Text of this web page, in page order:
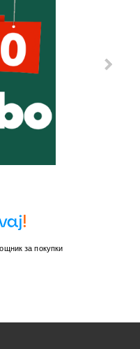
за покупки